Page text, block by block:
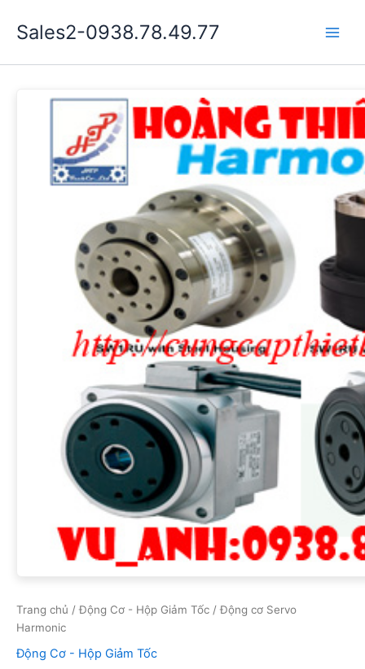
dung
Sales2-0938.78.49.77
Trang chủ / Động Cơ - Hộp Giảm Tốc / Động cơ Servo
Harmonic
Động Cơ - Hộp Giảm Tốc